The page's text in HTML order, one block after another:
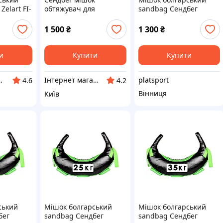
FI-
Bag
4.6
обтяжувач для
тренінгу Sandbag без
наповнювача Zelart FI-
6232-1
1 500₴
Купити
Інтернет магазин "HILL"
4.2
Київ
sandbag Сендбег
для кросфіту фітнесу
боротьби 10 кг Sparta
02
1 300 ₴
Купити
platsport
Вінниця
Мішок болгарський
sandbag Сендбег
Мішок болгарський
sandbag Сендбег